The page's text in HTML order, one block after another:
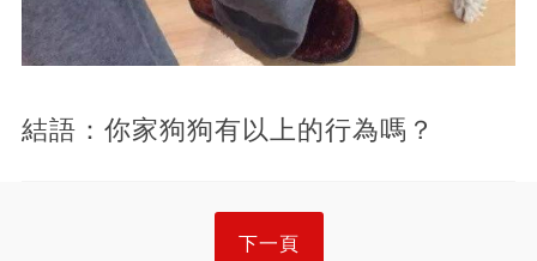
結語：你家狗狗有以上的行為嗎？
下一頁